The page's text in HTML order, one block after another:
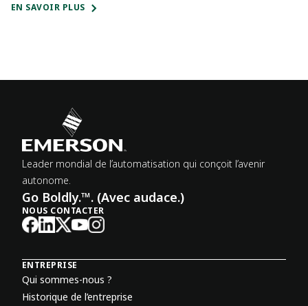
EN SAVOIR PLUS
Leader mondial de l’automatisation qui conçoit l’avenir
autonome.
Go Boldly.™. (Avec audace.)
NOUS CONTACTER
ENTREPRISE
Qui sommes-nous ?
Historique de l’entreprise